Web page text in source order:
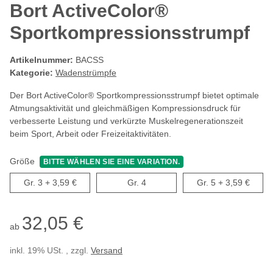
Bort ActiveColor®
Sportkompressionsstrumpf
Artikelnummer: BACSS
Kategorie: Wadenstrümpfe
Der Bort ActiveColor® Sportkompressionsstrumpf bietet optimale
Atmungsaktivität und gleichmäßigen Kompressionsdruck für
verbesserte Leistung und verkürzte Muskelregenerationszeit
beim Sport, Arbeit oder Freizeitaktivitäten.
Größe BITTE WÄHLEN SIE EINE VARIATION.
Gr. 3 Gr. 3
+ 3,59 € Gr. 4Gr. 4 Gr. 5 Gr. 5
+ 3,59 €
ab 32,05 €
inkl. 19% USt. , zzgl. Versand